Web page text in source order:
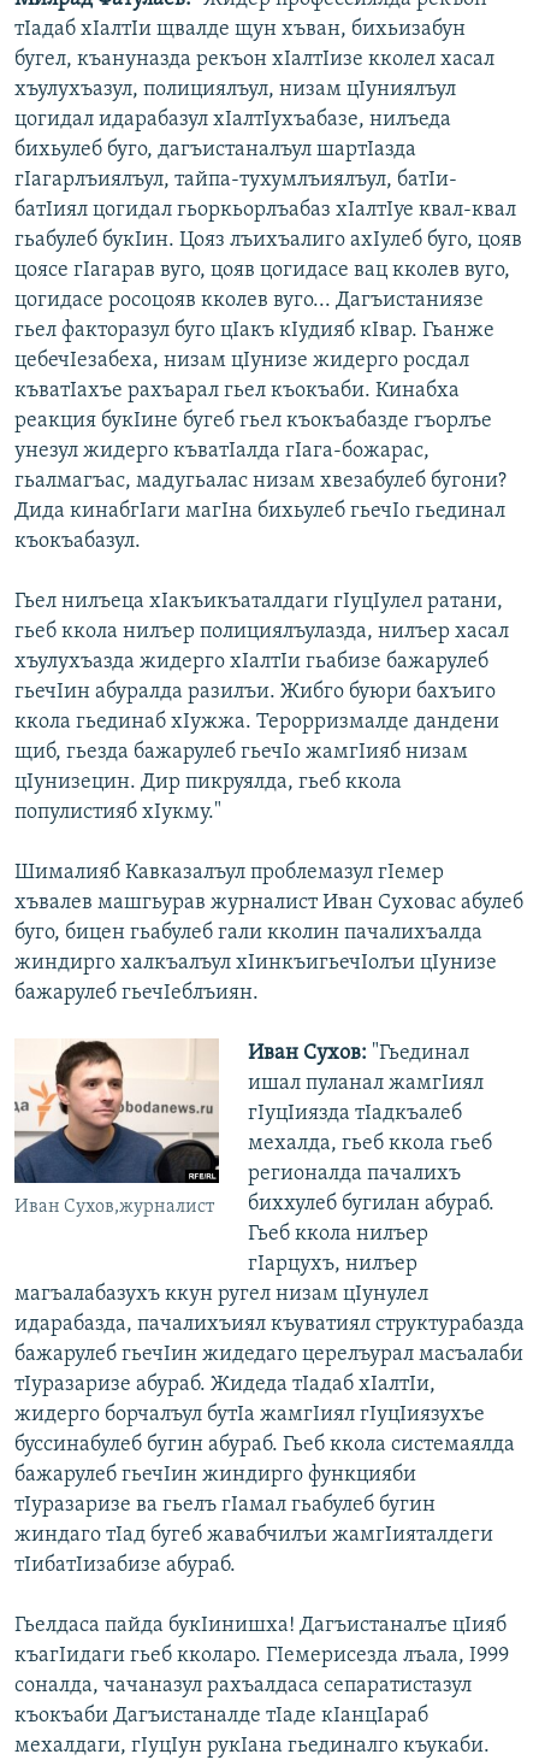
тІадаб хІалтІи щвалде щун хъван, бихьизабун
бугел, къануназда рекъон хІалтІизе кколел хасал
хъулухъазул, полициялъул, низам цІуниялъул
цогидал идарабазул хІалтІухъабазе, нилъеда
бихьулеб буго, дагъистаналъул шартІазда
гІагарлъиялъул, тайпа-тухумлъиялъул, батІи-
батІиял цогидал гьоркьорлъабаз хІалтІуе квал-квал
гьабулеб букІин. Цояз лъихъалиго ахІулеб буго, цояв
цоясе гІагарав вуго, цояв цогидасе вац кколев вуго,
цогидасе росоцояв кколев вуго... Дагъистаниязе
гьел факторазул буго цІакъ кІудияб кІвар. Гьанже
цебечІезабеха, низам цІунизе жидерго росдал
къватІахъе рахъарал гьел къокъаби. Кинабха
реакция букІине бугеб гьел къокъабазде гъорлъе
унезул жидерго къватІалда гІага-божарас,
гьалмагъас, мадугьалас низам хвезабулеб бугони?
Дида кинабгІаги магІна бихьулеб гьечІо гьединал
къокъабазул.
Гьел нилъеца хІакъикъаталдаги гІуцІулел ратани,
гьеб ккола нилъер полициялъулазда, нилъер хасал
хъулухъазда жидерго хІалтІи гьабизе бажарулеб
гьечІин абуралда разилъи. Жибго буюри бахъиго
ккола гьединаб хІужжа. Терорризмалде дандени
щиб, гьезда бажарулеб гьечІо жамгІияб низам
цІунизецин. Дир пикруялда, гьеб ккола
популистияб хІукму."
Шималияб Кавказалъул проблемазул гІемер
хъвалев машгьурав журналист Иван Суховас абулеб
буго, бицен гьабулеб гали кколин пачалихъалда
жиндирго халкъалъул хІинкъигьечІолъи цІунизе
бажарулеб гьечІеблъиян.
Иван Сухов,журналист
Иван Сухов: "Гьединал
ишал пуланал жамгІиял
гІуцІиязда тІадкъалеб
мехалда, гьеб ккола гьеб
регионалда пачалихъ
биххулеб бугилан абураб.
Гьеб ккола нилъер
гІарцухъ, нилъер
магъалабазухъ ккун ругел низам цІунулел
идарабазда, пачалихъиял къуватиял структурабазда
бажарулеб гьечІин жидедаго церелъурал масъалаби
тІуразаризе абураб. Жидеда тІадаб хІалтІи,
жидерго борчалъул бутІа жамгІиял гІуцІиязухъе
буссинабулеб бугин абураб. Гьеб ккола системаялда
бажарулеб гьечІин жиндирго функцияби
тІуразаризе ва гьелъ гІамал гьабулеб бугин
жиндаго тІад бугеб жавабчилъи жамгІияталдеги
тІибатІизабизе абураб.
Гьелдаса пайда букІинишха! Дагъистаналъе цІияб
къагІидаги гьеб кколаро. ГІемерисезда лъала, І999
соналда, чачаназул рахъалдаса сепаратистазул
къокъаби Дагъистаналде тІаде кІанцІараб
мехалдаги, гІуцІун рукІана гьединалго къукаби.